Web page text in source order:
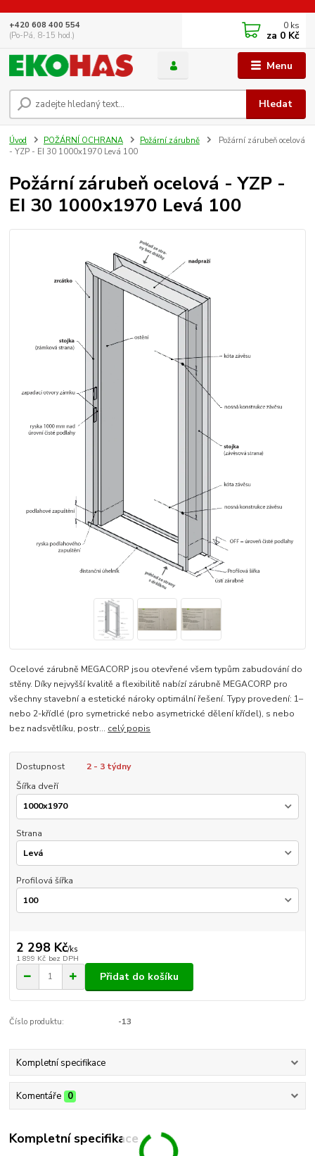
Menu
Hledat
+420 608 400 554
(Po-Pá, 8-15 hod.)
0 ks
za 0 Kč
Úvod POŽÁRNÍ OCHRANA Požární zárubně
Požární zárubeň ocelová
- YZP - EI 30 1000x1970 Levá 100
Požární zárubeň ocelová - YZP -
EI 30 1000x1970 Levá 100
Ocelové zárubně MEGACORP jsou otevřené všem typům zabudování do
stěny. Díky nejvyšší kvalitě a flexibilitě nabízí zárubně MEGACORP pro
všechny stavební a estetické nároky optimální řešení. Typy provedení: 1–
nebo 2-křídlé (pro symetrické nebo asymetrické dělení křídel), s nebo
bez nadsvětlíku, postr... celý popis
Dostupnost
2 - 3 týdny
Šířka dveří
Strana
Profilová šířka
2 298 Kč/ks
1 899 Kč bez DPH
Přidat do košíku
Číslo produktu: -13
Kompletní specifikace
Komentáře 0
Kompletní specifikace